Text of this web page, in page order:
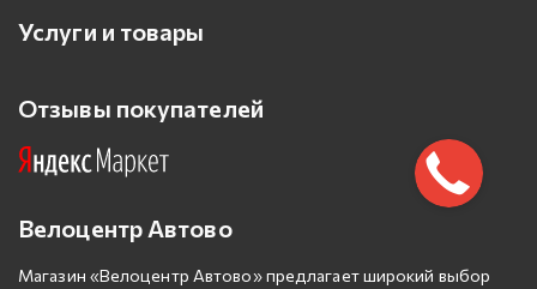
Услуги и товары
Отзывы покупателей
Велоцентр Автово
Магазин «Велоцентр Автово» предлагает широкий выбор